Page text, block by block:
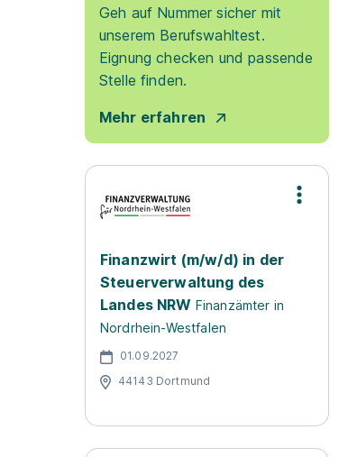
Geh auf Nummer sicher mit
unserem Berufswahltest.
Eignung checken und passende
Stelle finden.
Mehr erfahren
Finanzwirt (m/w/d) in der
Steuerverwaltung des
Landes NRW Finanzämter in
Nordrhein-Westfalen
01.09.2027
44143 Dortmund